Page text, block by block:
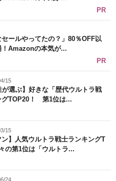
PR
セールやってたの？」80％OFF以
！Amazonの本気が...
PR
15
が選ぶ】好きな「歴代ウルトラ戦
グTOP20！ 第1位は...
15
ン】人気ウルトラ戦士ランキングT
の第1位は「ウルトラ...
24